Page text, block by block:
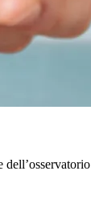
dell’osservatorio